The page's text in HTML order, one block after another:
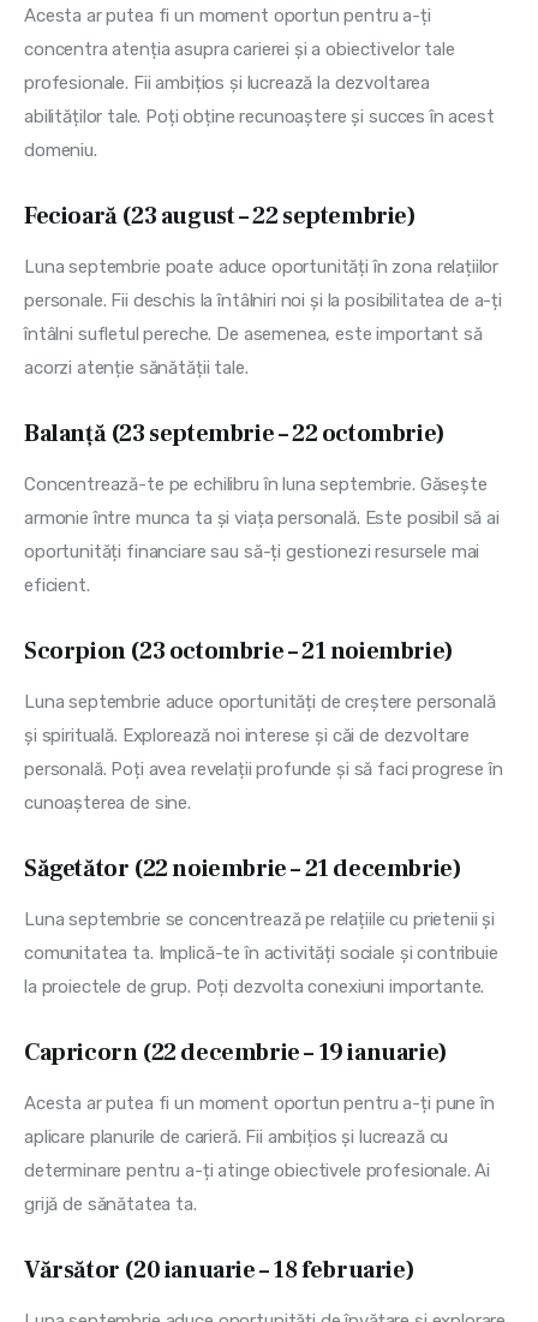
Acesta ar putea fi un moment oportun pentru a-ți
concentra atenția asupra carierei și a obiectivelor tale
profesionale. Fii ambițios și lucrează la dezvoltarea
abilităților tale. Poți obține recunoaștere și succes în acest
domeniu.
Fecioară (23 august – 22 septembrie)
Luna septembrie poate aduce oportunități în zona relațiilor
personale. Fii deschis la întâlniri noi și la posibilitatea de a-ți
întâlni sufletul pereche. De asemenea, este important să
acorzi atenție sănătății tale.
Balanță (23 septembrie – 22 octombrie)
Concentrează-te pe echilibru în luna septembrie. Găsește
armonie între munca ta și viața personală. Este posibil să ai
oportunități financiare sau să-ți gestionezi resursele mai
eficient.
Scorpion (23 octombrie – 21 noiembrie)
Luna septembrie aduce oportunități de creștere personală
și spirituală. Explorează noi interese și căi de dezvoltare
personală. Poți avea revelații profunde și să faci progrese în
cunoașterea de sine.
Săgetător (22 noiembrie – 21 decembrie)
Luna septembrie se concentrează pe relațiile cu prietenii și
comunitatea ta. Implică-te în activități sociale și contribuie
la proiectele de grup. Poți dezvolta conexiuni importante.
Capricorn (22 decembrie – 19 ianuarie)
Acesta ar putea fi un moment oportun pentru a-ți pune în
aplicare planurile de carieră. Fii ambițios și lucrează cu
determinare pentru a-ți atinge obiectivele profesionale. Ai
grijă de sănătatea ta.
Vărsător (20 ianuarie – 18 februarie)